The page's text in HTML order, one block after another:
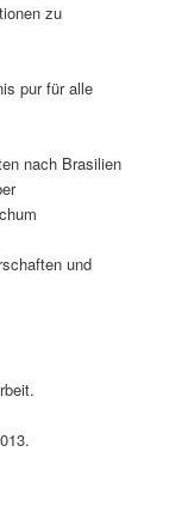
zu
pur für alle
nach Brasilien
und